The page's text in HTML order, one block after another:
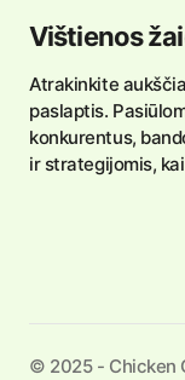
Vištienos
Atrakinkite
paslaptis.
konkurentus,
ir strategijomis,
©️ 2025 - Chicken